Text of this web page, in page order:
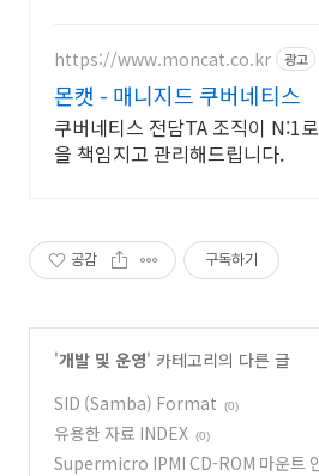
https://www.moncat.co.kr 광고
몬캣 - 매니지드 쿠버네티스
쿠버네티스 전담TA 조직이 N:1
을 책임지고 관리해드립니다.
공감 구독하기
'개발 및 운영' 카테고리의 다른 글
SID (Samba) Format
(0)
유용한 자료 INDEX (0)
Supermicro IPMI CD-ROM 마운트